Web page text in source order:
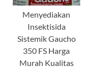
Menyediakan
Insektisida
Sistemik Gaucho
350 FS Harga
Murah Kualitas